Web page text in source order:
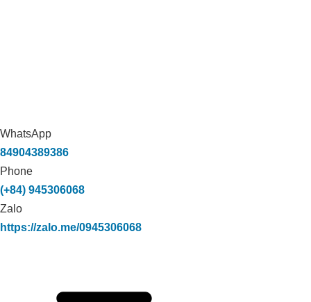
WhatsApp
84904389386
Phone
(+84) 945306068
Zalo
https://zalo.me/0945306068